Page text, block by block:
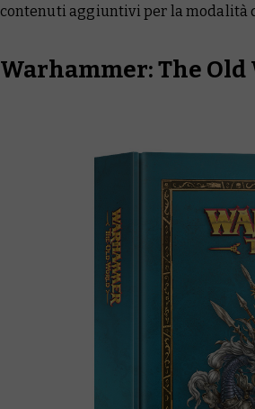
contenuti aggiuntivi per la modalità
Warhammer: The